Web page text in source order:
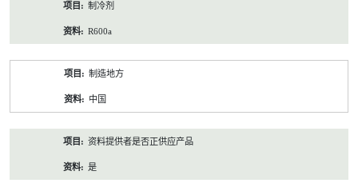
制冷剂
R600a
制造地方
中国
资料提供者是否正供应产品
是